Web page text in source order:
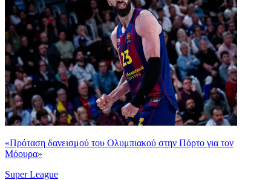
«Πρόταση δανεισμού του Ολυμπιακού στην Πόρτο για τον
Μόουρα»
Super League